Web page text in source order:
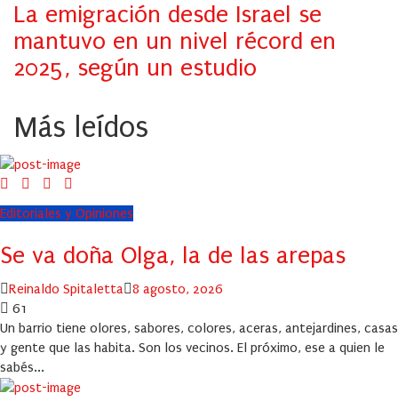
La emigración desde Israel se
mantuvo en un nivel récord en
2025, según un estudio
Más leídos
Editoriales y Opiniones
Se va doña Olga, la de las arepas
Author
Reinaldo Spitaletta Posted
8 agosto, 2026
61
Un barrio tiene olores, sabores, colores, aceras, antejardines, casas
y gente que las habita. Son los vecinos. El próximo, ese a quien le
sabés...